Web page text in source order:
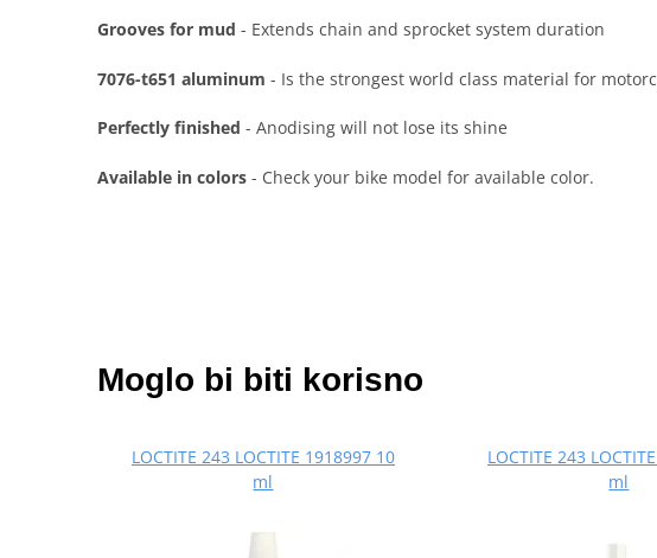
Grooves for mud - Extends chain and sprocket system duration
7076-t651 aluminum - Is the strongest world class material for
Perfectly finished - Anodising will not lose its shine
Available in colors - Check your bike model for available color.
Moglo bi biti korisno
LOCTITE 243 LOCTITE 1918997 10
ml
LOCTITE 243
ml